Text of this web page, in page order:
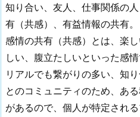
知り合い、友人、仕事関係の
有（共感）、有益情報の共有。
感情の共有（共感）とは、楽
しい、腹立たしいといった感情
リアルでも繋がりの多い、知
とのコミュニティのため、あ
があるので、個人が特定され